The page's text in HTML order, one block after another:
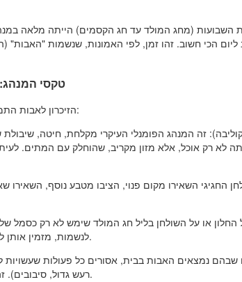
(מחג המולד עד חג הקסמים) הייתה מלאה
הכי חשוב. זהו זמן, לפי האמונות, שנשמות "האבות"
2. טקסי
הזיכרון לאבות התממש בטקסים ספציפיים ולעתים חובה:
זה המנהג הפומנלי העיקרי מקלחת, חיטה,
לא רק אוכל, אלא מזון מקריב, שהוחלק עם המתים.
החגיגי השאירו מקום פנוי, הציבו מטבע נוסף, השאירו
או על השולחן בליל חג המולד שימש לא רק כסמל
לנשמות, מזמין אותן לבית ומאורת את דרכן מהעולם הקדוש.
שבהם נמצאים האבות בבית, אסורים כל פעולות
רעש גדול, סיבובים). זה מציג כבוד ופחד מכוחות על-טבעיים.